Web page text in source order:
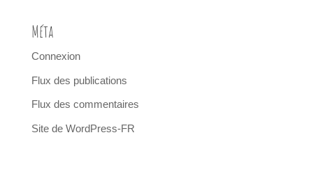
Méta
Connexion
Flux des publications
Flux des commentaires
Site de WordPress-FR